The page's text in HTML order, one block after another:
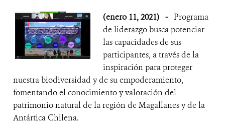
(enero 11, 2021) - Programa
de liderazgo busca potenciar
las capacidades de sus
participantes, a través de la
inspiración para proteger
nuestra biodiversidad y de su empoderamiento,
fomentando el conocimiento y valoración del
patrimonio natural de la región de Magallanes y de la
Antártica Chilena.